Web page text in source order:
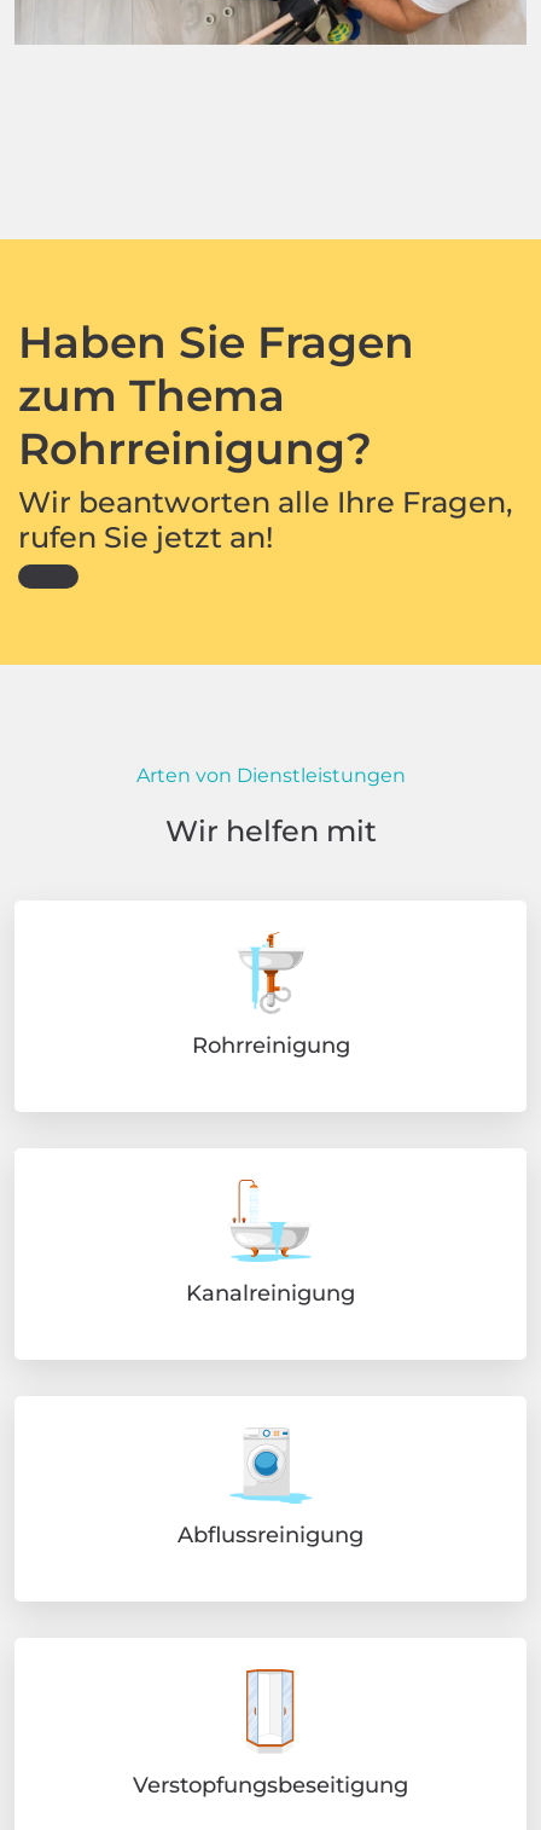
Haben Sie Fragen
zum Thema
Rohrreinigung?
Wir beantworten alle Ihre Fragen,
rufen Sie jetzt an!
Arten von Dienstleistungen
Wir helfen mit
Rohrreinigung
Kanalreinigung
Abflussreinigung
Verstopfungsbeseitigung